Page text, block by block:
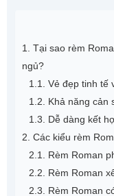
1. Tại sao rèm
ngủ?
1.1. Vẻ đẹp tinh tế
1.2. Khả năng cản
1.3. Dễ dàng kết
2. Các kiểu rèm
2.1. Rèm Roman
2.2. Rèm Roman
2.3. Rèm Roman